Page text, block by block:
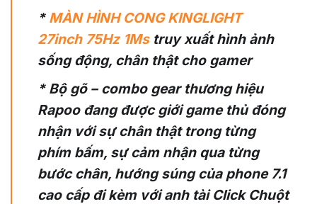
* MÀN HÌNH CONG KINGLIGHT
27inch 75Hz 1Mstruy xuất hình ảnh
sống động, chân thật cho gamer
* Bộ gõ – combo gear thương hiệu
Rapoo đang được giới game thủ đóng
nhận với sự chân thật trong từng
phím bấm, sự cảm nhận qua từng
bước chân, hướng súng của phone 7.1
cao cấp đi kèm với anh tài Click Chuột